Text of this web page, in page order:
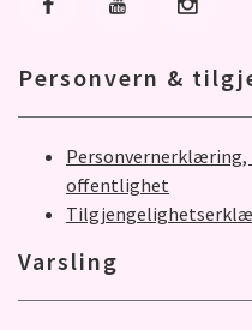
Gå til Facebook
Gå til Youtube
Gå til
Personvern &
offentlighet
Varsling